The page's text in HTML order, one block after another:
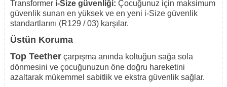
Transformer i-Size güvenliği: Çocuğunuz için maksimum
güvenlik sunan en yüksek ve en yeni i-Size güvenlik
standartlarını (R129 / 03) karşılar.
Üstün Koruma
Top Teether çarpışma anında koltuğun sağa sola
dönmesini ve çocuğunuzun öne doğru hareketini
azaltarak mükemmel sabitlik ve ekstra güvenlik sağlar.